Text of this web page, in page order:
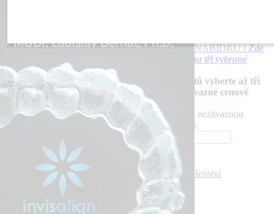
POROVNAT PRODUKTYCHCI CENOVOU NABÍDKUiZde
můžete získat nezávaznou cenovou nabídku až na tři vybrané
produkty. Odebrat vše
vyberte produkt k porovnáníV přehledu produktů vyberte až tři
produkty do porovnání nebo pro zaslání nezávazné cenové
Pomocí jediného tlačítka můžete nyní nově získat nezávaznou
cenovou nabídku až na tři vámi vybrané produkty.
Pro ordinace
Zubní soupravy a příslušenství
Separátory amalgámu